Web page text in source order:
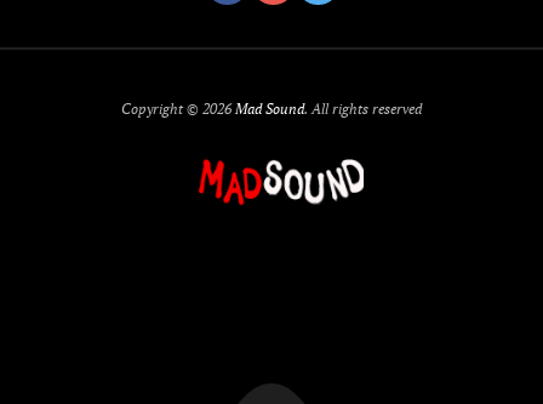
Copyright © 2026Mad Sound. All rights reserved